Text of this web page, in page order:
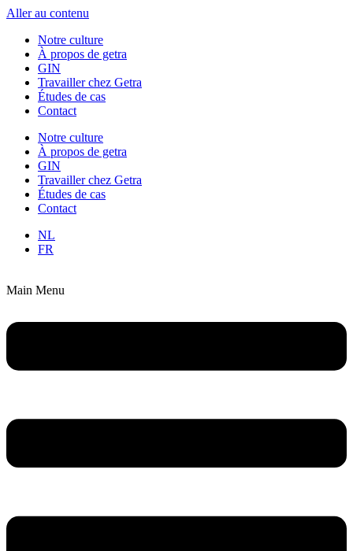
Aller au contenu
Notre culture
À propos de getra
GIN
Travailler chez Getra
Études de cas
Contact
Notre culture
À propos de getra
GIN
Travailler chez Getra
Études de cas
Contact
NL
FR
Main Menu